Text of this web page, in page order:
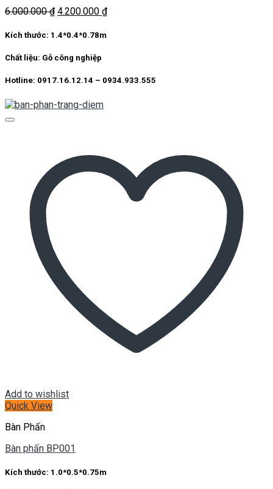
6.000.000₫ Giá
là:
4.200.000 ₫Giá
Kích thước: 1.4*0.4*0.78m
Chất liệu: Gỗ công nghiệp
Hotline: 0917.16.12.14 – 0934.933.555
Add to wishlist
Quick View
Bàn Phấn
Bàn phấn BP001
Kích thước: 1.0*0.5*0.75m